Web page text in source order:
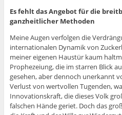
Es fehlt das Angebot für die
ganzheitlicher Methoden
Meine Augen verfolgen die
internationalen Dynamik von
meiner eigenen Haustür kaum
Prophezeiung, die im starren Blick
gesehen, aber dennoch unerkannt
Verlust von wertvollen Tugenden,
Innovationskraft, die dieses Volk
falschen Hände geriet. Doch das